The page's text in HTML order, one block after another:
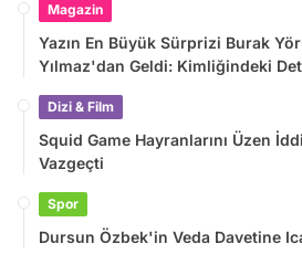
Magazin
Yazın En Büyük Sürprizi Burak
Yılmaz'dan Geldi: Kimliğindeki
Dizi & Film
Squid Game Hayranlarını Üzen
Vazgeçti
Spor
Dursun Özbek'in Veda Davetine